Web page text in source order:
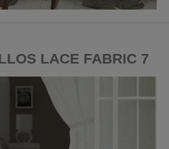
LACE FABRIC 7